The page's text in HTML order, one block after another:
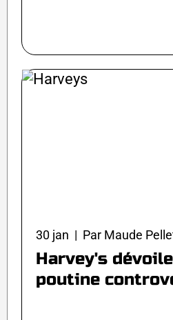
30 jan | Par Maude
Harvey's
poutine